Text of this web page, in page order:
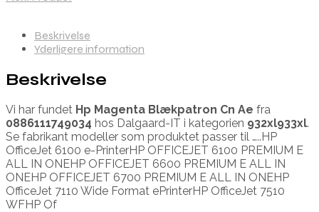
Beskrivelse
Yderligere information
Beskrivelse
Vi har fundet Hp Magenta Blækpatron Cn Ae fra
0886111749034 hos Dalgaard-IT i kategorien 932xl933xl.
Se fabrikant modeller som produktet passer til …..HP
OfficeJet 6100 e-PrinterHP OFFICEJET 6100 PREMIUM E
ALL IN ONEHP OFFICEJET 6600 PREMIUM E ALL IN
ONEHP OFFICEJET 6700 PREMIUM E ALL IN ONEHP
OfficeJet 7110 Wide Format ePrinterHP OfficeJet 7510
WFHP Of